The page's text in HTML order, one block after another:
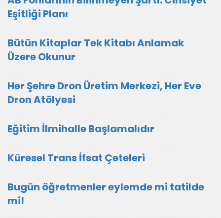
Eşitliği Planı
Bütün Kitaplar Tek Kitabı Anlamak
Üzere Okunur
Her Şehre Dron Üretim Merkezi, Her Eve
Dron Atölyesi
Eğitim İlmihalle Başlamalıdır
Küresel Trans İfsat Çeteleri
Bugün öğretmenler eylemde mi tatilde
mi!